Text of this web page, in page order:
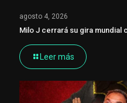
agosto 4, 2026
Milo J cerrará su gira mundial
Leer más